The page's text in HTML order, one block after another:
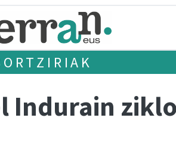
Indurain